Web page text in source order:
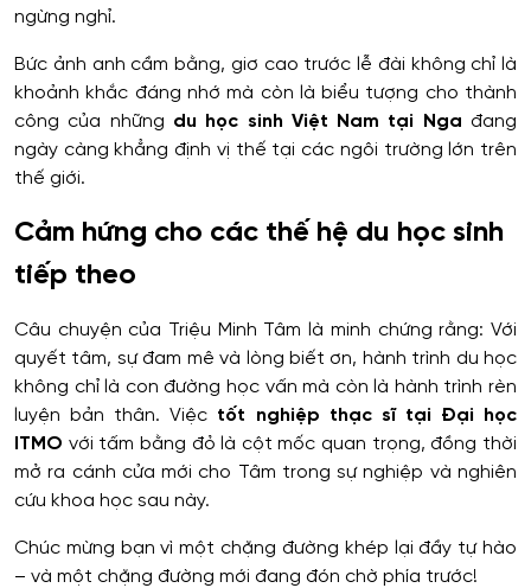
ngừng nghỉ.
Bức ảnh anh cầm bằng, giơ cao trước lễ đài không chỉ là
khoảnh khắc đáng nhớ mà còn là biểu tượng cho thành
công của những du học sinh Việt Nam tại Nga đang
ngày càng khẳng định vị thế tại các ngôi trường lớn trên
thế giới.
Cảm hứng cho các thế hệ du học sinh
tiếp theo
Câu chuyện của Triệu Minh Tâm là minh chứng rằng: Với
quyết tâm, sự đam mê và lòng biết ơn, hành trình du học
không chỉ là con đường học vấn mà còn là hành trình rèn
luyện bản thân. Việc tốt nghiệp thạc sĩ tại Đại học
ITMO với tấm bằng đỏ là cột mốc quan trọng, đồng thời
mở ra cánh cửa mới cho Tâm trong sự nghiệp và nghiên
cứu khoa học sau này.
Chúc mừng bạn vì một chặng đường khép lại đầy tự hào
– và một chặng đường mới đang đón chờ phía trước!